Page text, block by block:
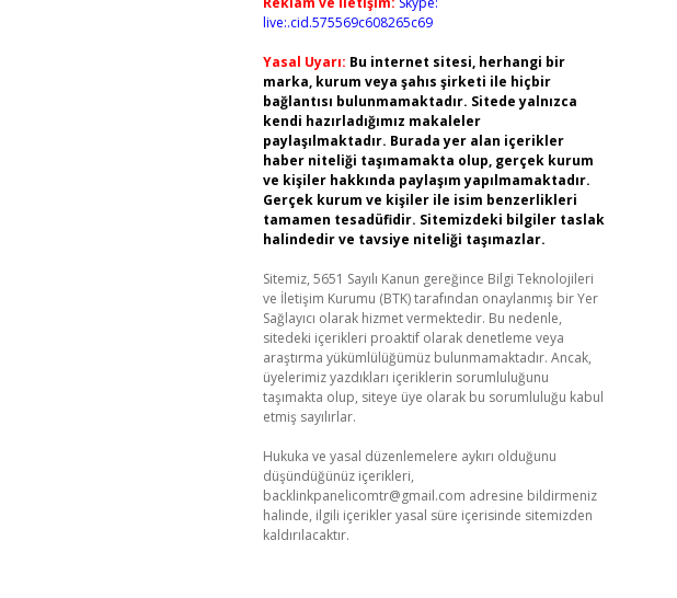
live:.cid.575569c608265c69
Yasal Uyarı: Bu internet sitesi, herhangi bir
marka, kurum veya şahıs şirketi ile hiçbir
bağlantısı bulunmamaktadır. Sitede yalnızca
kendi hazırladığımız makaleler
paylaşılmaktadır. Burada yer alan içerikler
haber niteliği taşımamakta olup, gerçek kurum
ve kişiler hakkında paylaşım yapılmamaktadır.
Gerçek kurum ve kişiler ile isim benzerlikleri
tamamen tesadüfidir. Sitemizdeki bilgiler taslak
halindedir ve tavsiye niteliği taşımazlar.
Sitemiz, 5651 Sayılı Kanun gereğince Bilgi Teknolojileri
ve İletişim Kurumu (BTK) tarafından onaylanmış bir Yer
Sağlayıcı olarak hizmet vermektedir. Bu nedenle,
sitedeki içerikleri proaktif olarak denetleme veya
araştırma yükümlülüğümüz bulunmamaktadır. Ancak,
üyelerimiz yazdıkları içeriklerin sorumluluğunu
taşımakta olup, siteye üye olarak bu sorumluluğu kabul
etmiş sayılırlar.
Hukuka ve yasal düzenlemelere aykırı olduğunu
düşündüğünüz içerikleri,
backlinkpanelicomtr@gmail.com adresine bildirmeniz
halinde, ilgili içerikler yasal süre içerisinde sitemizden
kaldırılacaktır.